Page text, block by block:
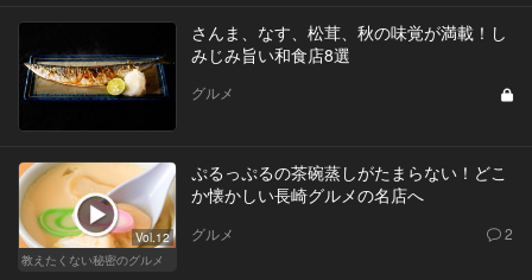
さんま、なす、松茸、秋の味覚が満載！し
みじみ旨い和食店8選
グルメ
Vol.12
教えたくない秘密のグルメ
ぷるっぷるの茶碗蒸しがたまらない！どこ
か懐かしい長崎グルメの名店へ
グルメ 2